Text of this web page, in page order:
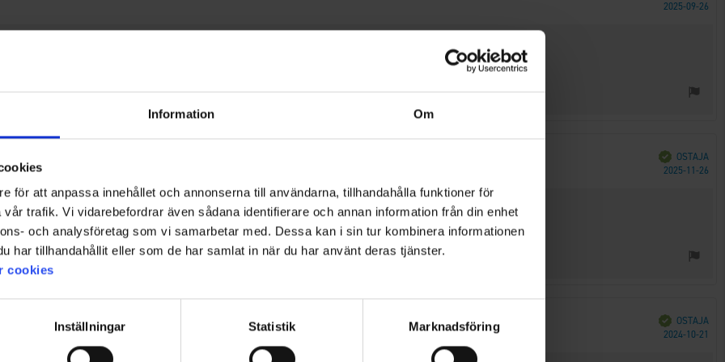
Information Om
för att anpassa innehållet och annonserna till användarna, tillhandahålla funktioner för
trafik. Vi vidarebefordrar även sådana identifierare och annan information från din enhet
och analysföretag som vi samarbetar med. Dessa kan i sin tur kombinera informationen
har tillhandahållit eller som de har samlat in när du har använt deras tjänster.
cookies
Inställningar Statistik Marknadsföring
2025-09-26
Hyvä näkyvyys, hyvät refleksit. Olen erittäin tyytyväinen.
Vahvistettu
OSTAJA
2025-11-26
Vahvistettu
OSTAJA
2024-10-21